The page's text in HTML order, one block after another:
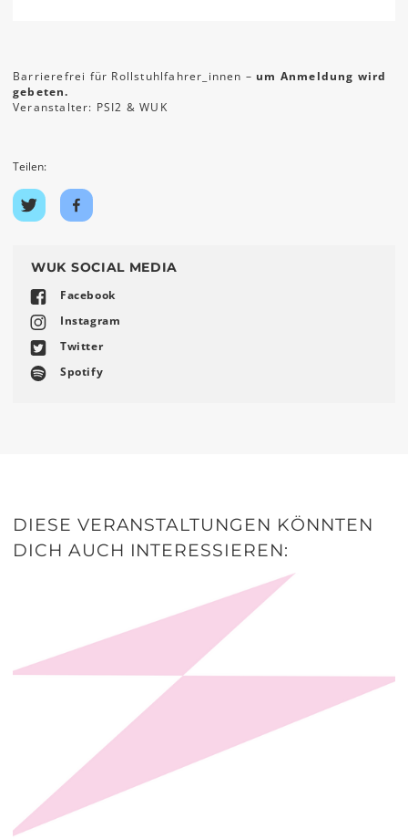
Barrierefrei für Rollstuhlfahrer_innen – um Anmeldung wird
gebeten.
Veranstalter: PSI2 & WUK
Teilen:
Auf
Twitter
Auf
Facebook
WUK SOCIAL MEDIA
Facebook
Instagram
Twitter
Spotify
DIESE VERANSTALTUNGEN KÖNNTEN
DICH AUCH INTERESSIEREN: